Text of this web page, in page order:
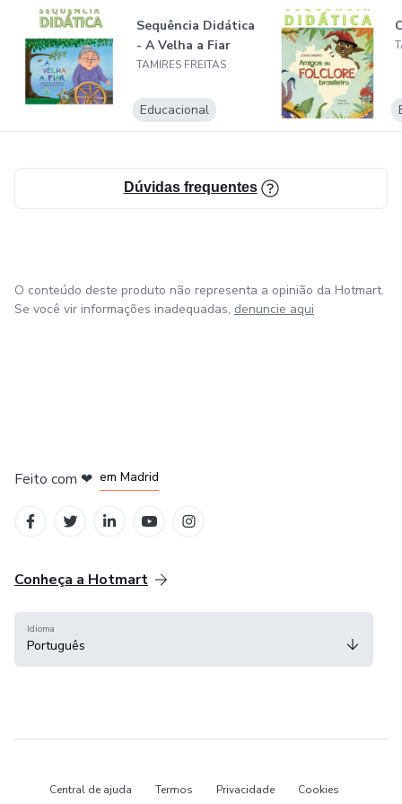
💡 Ilumine sua prática educativa e o aprendizado dos seus
alunos e filhos!
Junte-se à Lumini Comunidade e faça parte de uma rede de
conhecimento e inspiração!
Sequência Didática
- A Velha a Fiar
TAMIRES FREITAS
Educacional
Dúvidas frequentes
O conteúdo deste produto não representa a opinião da Hotmart.
Se você vir informações inadequadas, denuncie aqui
Feito com ❤ em Madrid
Conheça a Hotmart
Idioma
Português
Central de ajuda Termos Privacidade Cookies